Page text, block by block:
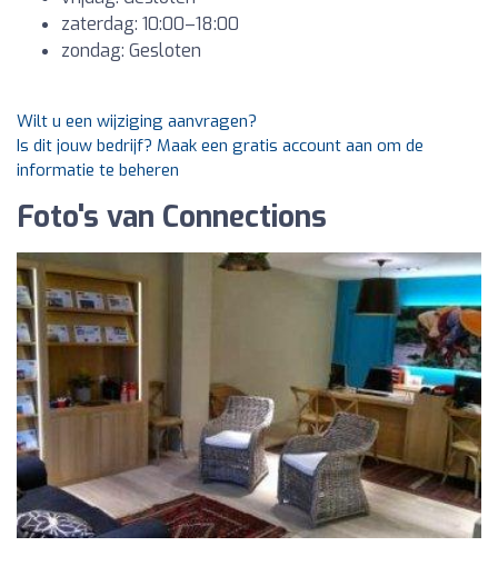
zaterdag: 10:00–18:00
zondag: Gesloten
Wilt u een wijziging aanvragen?
Is dit jouw bedrijf? Maak een gratis account aan om de
informatie te beheren
Foto's van Connections